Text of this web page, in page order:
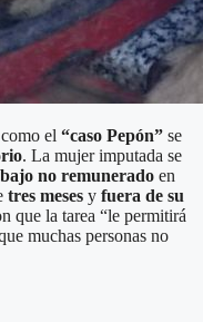
el “caso Pepón” se
. La mujer imputada se
no remunerado en
tres meses y fuera de su
que la tarea “le permitirá
muchas personas no